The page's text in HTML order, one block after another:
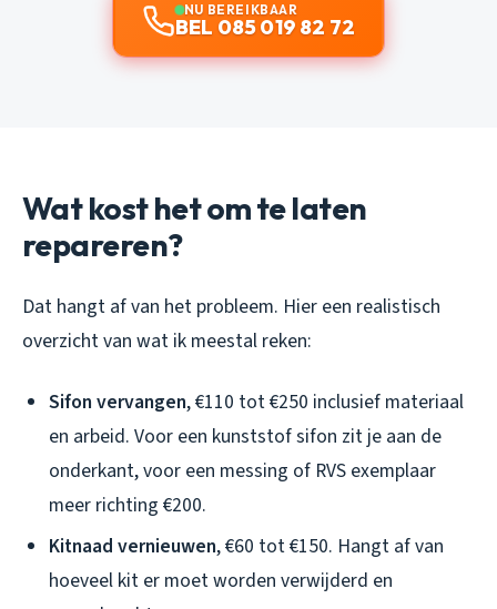
NU BEREIKBAAR
BEL 085 019 82 72
Wat kost het om te laten
repareren?
Dat hangt af van het probleem. Hier een realistisch
overzicht van wat ik meestal reken:
Sifon vervangen, €110 tot €250 inclusief materiaal
en arbeid. Voor een kunststof sifon zit je aan de
onderkant, voor een messing of RVS exemplaar
meer richting €200.
Kitnaad vernieuwen, €60 tot €150. Hangt af van
hoeveel kit er moet worden verwijderd en